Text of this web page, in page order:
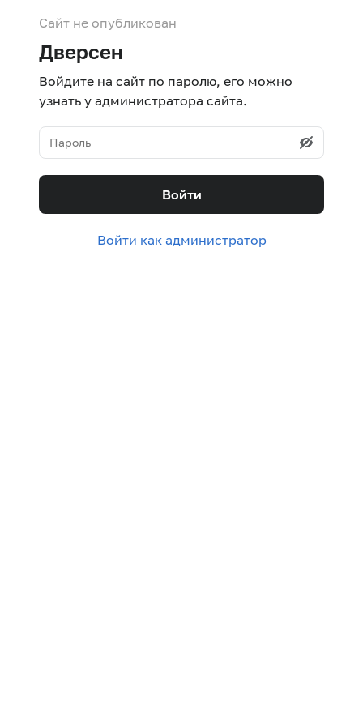
Сайт не опубликован
Дверсен
Войдите на сайт по паролю, его можно
узнать у администратора сайта.
Войти
Войти как администратор